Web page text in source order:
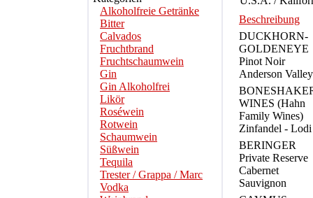
Alkoholfreie Getränke
Bitter
Calvados
Fruchtbrand
Fruchtschaumwein
Gin
Gin Alkoholfrei
Likör
Roséwein
Rotwein
Schaumwein
Süßwein
Tequila
Trester / Grappa / Marc
Vodka
Beschreibung
DUCKHORN-
GOLDENEYE
Pinot Noir
Anderson Valley
WINES (Hahn
Family Wines)
Zinfandel - Lodi
BERINGER
Private Reserve
Cabernet
Sauvignon